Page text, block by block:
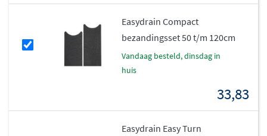
Easydrain Compact
bezandingsset 50 t/m 120cm
vandaag besteld, dinsdag in
huis
33,83
Easydrain Easy Turn